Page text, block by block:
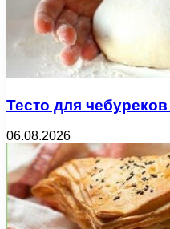
Тесто для
06.08.2026